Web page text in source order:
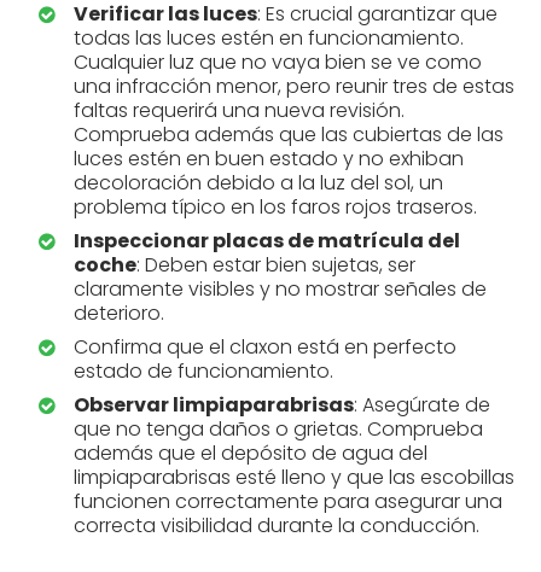
Verificar las luces: Es crucial garantizar que
todas las luces estén en funcionamiento.
Cualquier luz que no vaya bien se ve como
una infracción menor, pero reunir tres de estas
faltas requerirá una nueva revisión.
Comprueba además que las cubiertas de las
luces estén en buen estado y no exhiban
decoloración debido a la luz del sol, un
problema típico en los faros rojos traseros.
Inspeccionar placas de matrícula del
coche: Deben estar bien sujetas, ser
claramente visibles y no mostrar señales de
deterioro.
Confirma que el claxon está en perfecto
estado de funcionamiento.
Observar limpiaparabrisas: Asegúrate de
que no tenga daños o grietas. Comprueba
además que el depósito de agua del
limpiaparabrisas esté lleno y que las escobillas
funcionen correctamente para asegurar una
correcta visibilidad durante la conducción.